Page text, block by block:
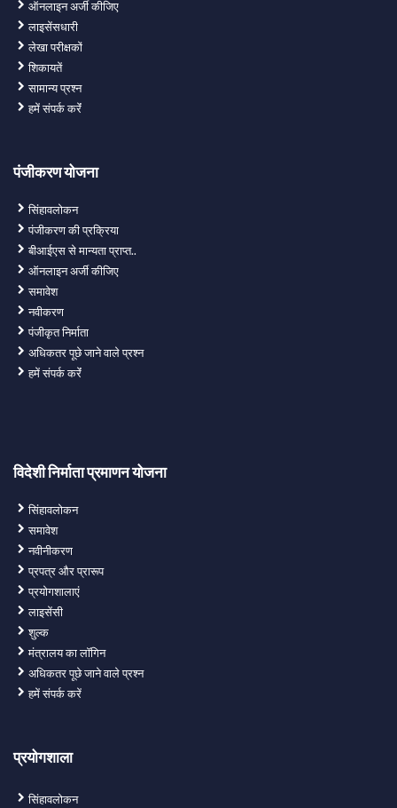
ऑनलाइन अर्जी कीजिए
लाइसेंसधारी
लेखा परीक्षकों
शिकायतें
सामान्य प्रश्न
हमें संपर्क करेंं
पंजीकरण योजना
सिंहावलोकन
पंजीकरण की प्रक्रिया
बीआईएस से मान्यता प्राप्त..
ऑनलाइन अर्जी कीजिए
समावेश
नवीकरण
पंजीकृत निर्माता
अधिकतर पूछे जाने वाले प्रश्न
हमें संपर्क करेंं
विदेशी निर्माता प्रमाणन योजना
सिंहावलोकन
समावेश
नवीनीकरण
प्रपत्र और प्रारूप
प्रयोगशालाएं
लाइसेंसी
शुल्क
मंत्रालय का लॉगिन
अधिकतर पूछे जाने वाले प्रश्न
हमें संपर्क करें
प्रयोगशाला
सिंहावलोकन